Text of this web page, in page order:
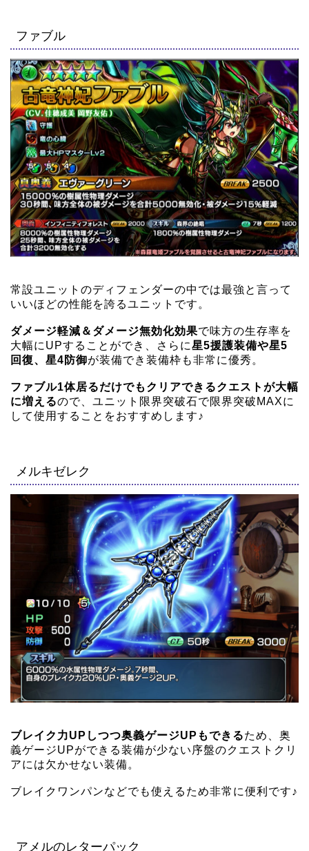
ファブル
常設ユニットのディフェンダーの中では最強と言って
いいほどの性能を誇るユニットです。
ダメージ軽減＆ダメージ無効化効果で味方の生存率を
大幅にUPすることができ、さらに星5援護装備や星5
回復、星4防御が装備でき装備枠も非常に優秀。
ファブル1体居るだけでもクリアできるクエストが大幅
に増えるので、ユニット限界突破石で限界突破MAXに
して使用することをおすすめします♪
メルキゼレク
ブレイク力UPしつつ奥義ゲージUPもできるため、奥
義ゲージUPができる装備が少ない序盤のクエストクリ
アには欠かせない装備。
ブレイクワンパンなどでも使えるため非常に便利です♪
アメルのレターパック